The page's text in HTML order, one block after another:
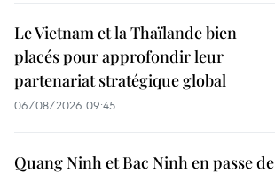
Le Vietnam et la Thaïlande bien
placés pour approfondir leur
partenariat stratégique global
06/08/2026 09:45
Quang Ninh et Bac Ninh en passe de